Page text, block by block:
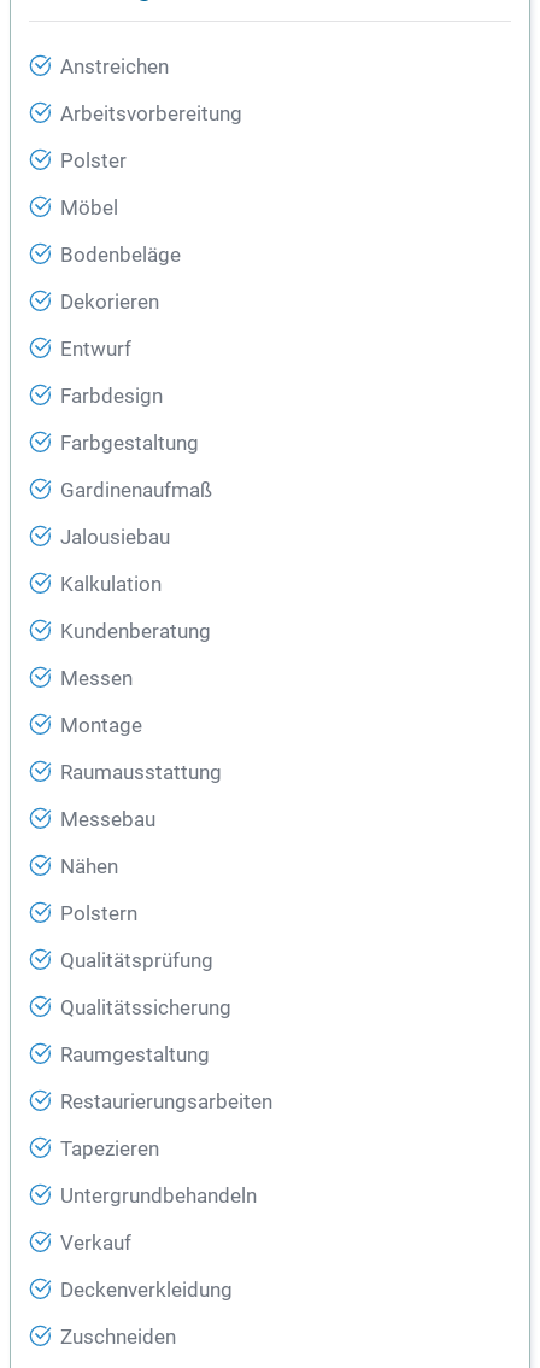
Anstreichen
Arbeitsvorbereitung
Polster
Möbel
Bodenbeläge
Dekorieren
Entwurf
Farbdesign
Farbgestaltung
Gardinenaufmaß
Jalousiebau
Kalkulation
Kundenberatung
Messen
Montage
Raumausstattung
Messebau
Nähen
Polstern
Qualitätsprüfung
Qualitätssicherung
Raumgestaltung
Restaurierungsarbeiten
Tapezieren
Untergrundbehandeln
Verkauf
Deckenverkleidung
Zuschneiden